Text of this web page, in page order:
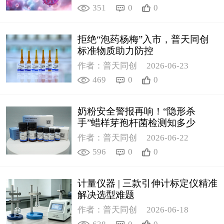
351 0 0
拒绝“泡药杨梅”入市，普天同创
标准物质助力防控
作者：普天同创
2026-06-23
469
0 0
奶粉安全警报再响！“隐形杀
手”蜡样芽孢杆菌检测知多少
作者：普天同创
2026-06-22
596
0 0
计量仪器 | 三款引伸计标定仪精准
解决选型难题
作者：普天同创
2026-06-18